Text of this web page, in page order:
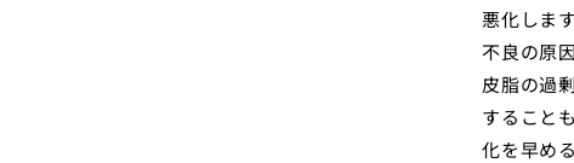
悪化しま
不良の原
皮脂の過
すること
化を早め